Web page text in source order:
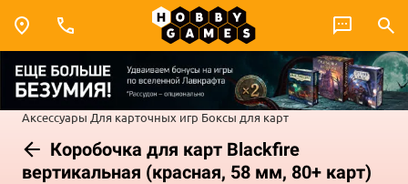
Аксессуары Для карточных игр Боксы для карт
Коробочка для карт Blackfire
вертикальная (красная, 58 мм, 80+ карт)